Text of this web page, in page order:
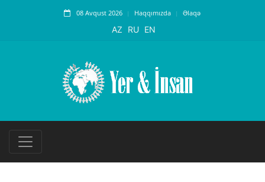
08 Avqust 2026 Haqqımızda Əlaqə
AZ RU EN